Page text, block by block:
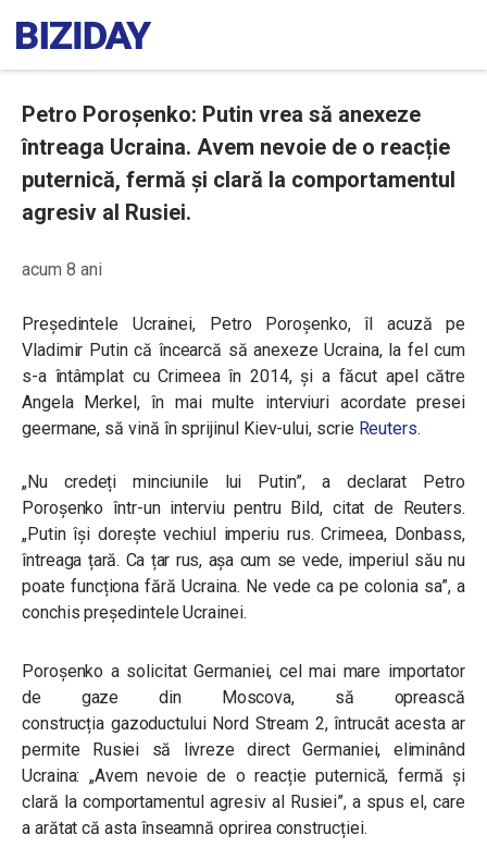
Petro Poroșenko: Putin vrea să anexeze
întreaga Ucraina. Avem nevoie de o reacție
puternică, fermă și clară la comportamentul
agresiv al Rusiei.
acum 8 ani
Președintele Ucrainei, Petro Poroșenko, îl acuză pe
Vladimir Putin că încearcă să anexeze Ucraina, la fel cum
s-a întâmplat cu Crimeea în 2014, și a făcut apel către
Angela Merkel, în mai multe interviuri acordate presei
geermane, să vină în sprijinul Kiev-ului, scrie Reuters.
„Nu credeți minciunile lui Putin”, a declarat Petro
Poroșenko într-un interviu pentru Bild, citat de Reuters.
„Putin își dorește vechiul imperiu rus. Crimeea, Donbass,
întreaga țară. Ca țar rus, așa cum se vede, imperiul său nu
poate funcționa fără Ucraina. Ne vede ca pe colonia sa”, a
conchis președintele Ucrainei.
Poroșenko a solicitat Germaniei, cel mai mare importator
de gaze din Moscova, să oprească
construcția gazoductului Nord Stream 2, întrucât acesta ar
permite Rusiei să livreze direct Germaniei, eliminând
Ucraina: „Avem nevoie de o reacție puternică, fermă și
clară la comportamentul agresiv al Rusiei”, a spus el, care
a arătat că asta înseamnă oprirea construcției.